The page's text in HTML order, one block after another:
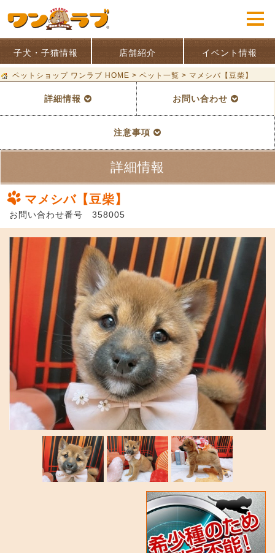
子犬・子猫情報 店舗紹介 イベント情報
ペットショップ ワンラブ HOME > ペット一覧 > マメシバ【豆柴】
詳細情報 お問い合わせ
注意事項
詳細情報
マメシバ【豆柴】
お問い合わせ番号 358005